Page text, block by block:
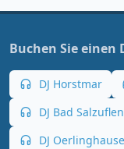
Buchen Sie einen
DJ Horstmar
DJ Bad Salzuflen
DJ